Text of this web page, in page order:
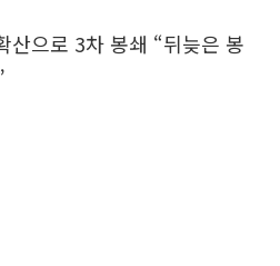
산으로 3차 봉쇄 “뒤늦은 봉